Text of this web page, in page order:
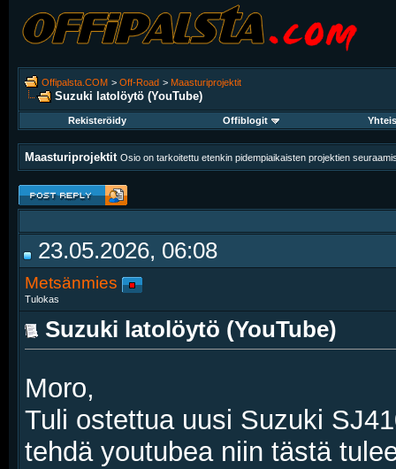
Offipalsta.COM > Off-Road > Maasturiprojektit
Suzuki latolöytö (YouTube)
Rekisteröidy Offiblogit
Maasturiprojektit Osio on tarkoitettu etenkin pidempiaikaisten projektien
23.05.2026, 06:08
Metsänmies
Tulokas
Suzuki latolöytö (YouTube)
Moro,
Tuli ostettua uusi Suzuki
tehdä youtubea niin tästä